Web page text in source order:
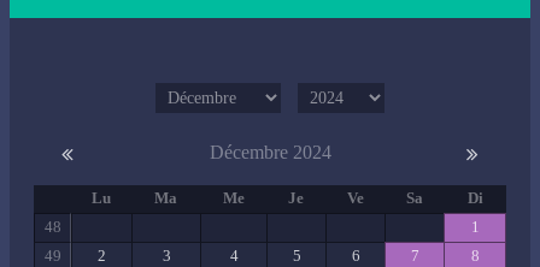
Décembre 2024
Lu Ma Me Je Ve Sa
Di
48
1
49
2 3 4 5 6 7
8